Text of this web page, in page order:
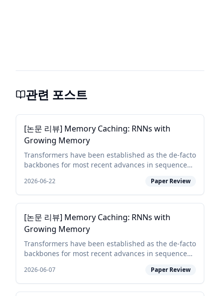
관련 포스트
[논문 리뷰] Memory Caching: RNNs with
Growing Memory
Transformers have been established as the de-facto
backbones for most recent advances in sequence
capacity that scales with the context length. While
plaus...
2026-06-22 Paper Review
[논문 리뷰] Memory Caching: RNNs with
Growing Memory
Transformers have been established as the de-facto
backbones for most recent advances in sequence
capacity that scales with the context length. While
plaus...
2026-06-07 Paper Review